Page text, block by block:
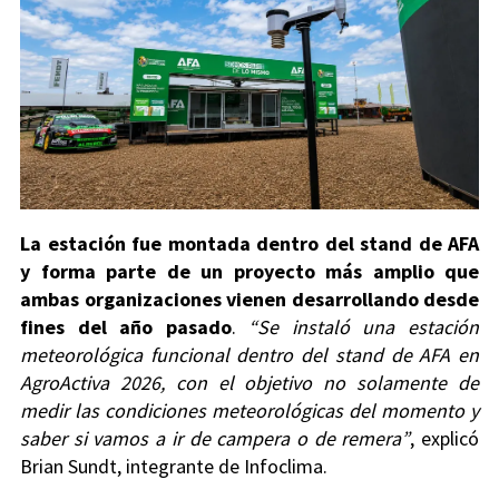
La estación fue montada dentro del stand de AFA
y forma parte de un proyecto más amplio que
ambas organizaciones vienen desarrollando desde
fines del año pasado.
“Se instaló una estación
meteorológica funcional dentro del stand de AFA en
AgroActiva 2026, con el objetivo no solamente de
medir las condiciones meteorológicas del momento y
saber si vamos a ir de campera o de remera”, explicó
Brian Sundt, integrante de Infoclima.